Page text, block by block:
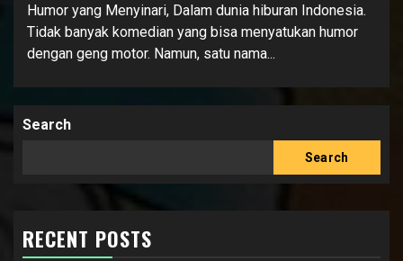
Humor yang Menyinari, Dalam dunia hiburan Indonesia.
Tidak banyak komedian yang bisa menyatukan humor
dengan geng motor. Namun, satu nama...
Search
Search
RECENT POSTS